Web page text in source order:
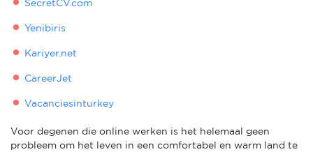
SecretCV.com
Yenibiris
Kariyer.net
CareerJet
Vacanciesinturkey
Voor degenen die online werken is het helemaal geen
probleem om het leven in een comfortabel en warm land te